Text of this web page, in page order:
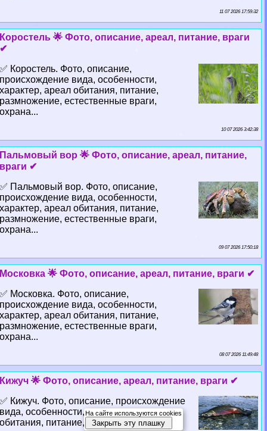
11 07 2026 17:59:32
Коростель 🌟 Фото, описание, ареал, питание, враги
✔
✅ Коростель. Фото, описание,
происхождение вида, особенности,
хаpaктер, ареал обитания, питание,
размножение, естественные враги,
охрана...
10 07 2026 3:42:38
Пальмовый вор 🌟 Фото, описание, ареал, питание,
враги ✔
✅ Пальмовый вор. Фото, описание,
происхождение вида, особенности,
хаpaктер, ареал обитания, питание,
размножение, естественные враги,
охрана...
09 07 2026 17:50:18
Московка 🌟 Фото, описание, ареал, питание, враги ✔
✅ Московка. Фото, описание,
происхождение вида, особенности,
хаpaктер, ареал обитания, питание,
размножение, естественные враги,
охрана...
08 07 2026 11:49:48
Кижуч 🌟 Фото, описание, ареал, питание, враги ✔
✅ Кижуч. Фото, описание, происхождение
вида, особенности, хаpaктер, ареал
обитания, питание, размножение,
На сайте используются cookies
Закрыть эту плашку